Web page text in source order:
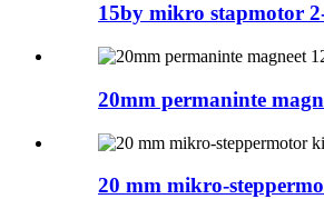
15by mikro stapmotor
20mm permaninte
20 mm mikro-